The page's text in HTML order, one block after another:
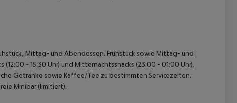
Mittag- und Abendessen. Frühstück sowie Mittag- und
- 15:30 Uhr) und Mitternachtssnacks (23:00 - 01:00 Uhr).
Getränke sowie Kaffee/Tee zu bestimmten Servicezeiten.
Minibar (limitiert).